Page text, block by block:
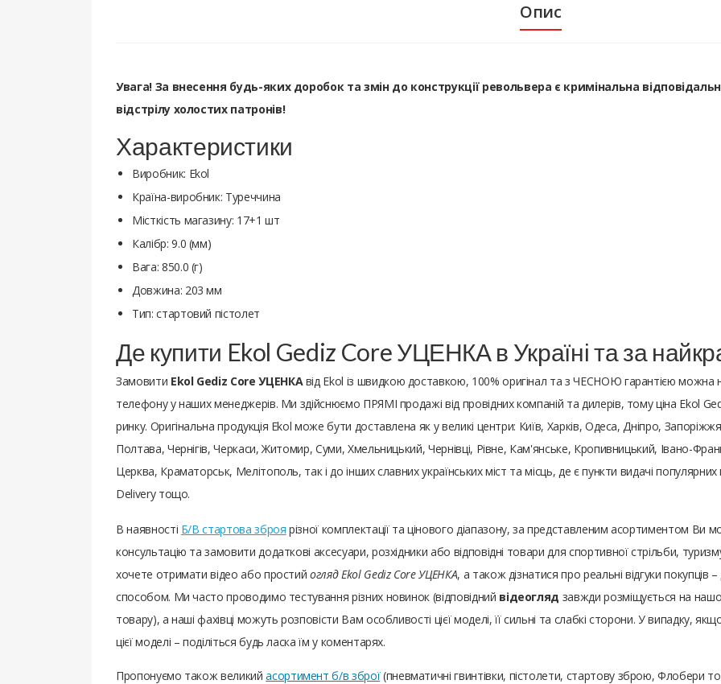
Опис
Увага! За внесення будь-яких доробок та змін до конструкції револьвера є кримінальна
відстрілу холостих патронів!
Характеристики
Виробник: Ekol
Країна-виробник: Туреччина
Місткість магазину: 17+1 шт
Калібр: 9.0 (мм)
Вага: 850.0 (г)
Довжина: 203 мм
Тип: стартовий пістолет
Де купити Ekol Gediz Core УЦЕНКА в Україні та за
Замовити Ekol Gediz Core УЦЕНКАвід Ekol із швидкою доставкою, 100% оригінал та з ЧЕСНОЮ гарантією можна
телефону у наших менеджерів. Ми здійснюємо ПРЯМІ продажі від провідних компаній та дилерів, тому ціна Ekol
ринку. Оригінальна продукція Ekol може бути доставлена ​​як у великі центри: Київ, Харків, Одеса, Дніпро,
Полтава, Чернігів, Черкаси, Житомир, Суми, Хмельницький, Чернівці, Рівне, Кам'янське, Кропивницький, Івано-
Церква, Краматорськ, Мелітополь, так і до інших славних українських міст та місць, де є пункти видачі
Delivery тощо.
В наявності Б/В стартова зброя різної комплектації та цінового діапазону, за представленим асортиментом
консультацію та замовити додаткові аксесуари, розхідники або відповідні товари для спортивної стрільби,
хочете отримати відео або простийогляд Ekol Gediz Core УЦЕНКА, а також дізнатися про реальні відгуки
способом. Ми часто проводимо тестування різних новинок (відповідний відеогляд завжди розміщується на
товару), а наші фахівці можуть розповісти Вам особливості цієї моделі, її сильні та слабкі сторони. У випадку,
цієї моделі – поділіться будь ласка їм у коментарях.
Пропонуємо також великийасортимент б/в зброї(пневматичні гвинтівки, пістолети, стартову зброю, Флобери